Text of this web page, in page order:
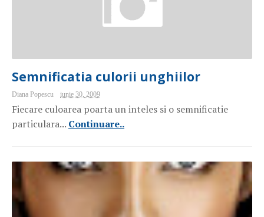
Semnificatia culorii unghiilor
Diana Popescu iunie 30, 2009
Fiecare culoarea poarta un inteles si o semnificatie
particulara... Continuare..